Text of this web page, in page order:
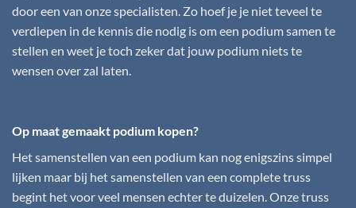
door een van onze specialisten. Zo hoef je je niet teveel te
verdiepen in de kennis die nodig is om een podium samen te
stellen en weet je toch zeker dat jouw podium niets te
wensen over zal laten.
Op maat gemaakt podium kopen?
Het samenstellen van een podium kan nog enigszins simpel
lijken maar bij het samenstellen van een complete truss
begint het voor veel mensen echter te duizelen. Onze truss